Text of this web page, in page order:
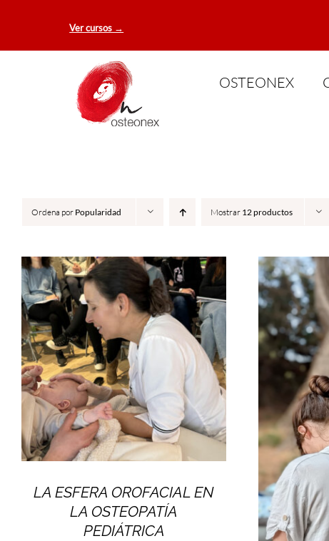
Ver cursos →
OSTEONEX
Ordena por Popularidad Mostrar 12 productos
LA ESFERA OROFACIAL EN
LA OSTEOPATÍA
PEDIÁTRICA